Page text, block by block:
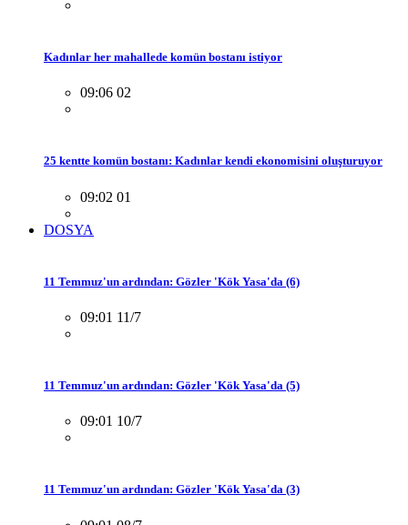
Kadınlar her mahallede komün bostanı istiyor
09:06 02
25 kentte komün bostanı: Kadınlar kendi ekonomisini oluşturuyor
09:02 01
DOSYA
11 Temmuz'un ardından: Gözler 'Kök Yasa'da (6)
09:01 11/7
11 Temmuz'un ardından: Gözler 'Kök Yasa'da (5)
09:01 10/7
11 Temmuz'un ardından: Gözler 'Kök Yasa'da (3)